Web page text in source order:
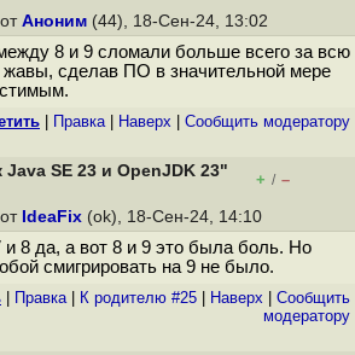
Аноним (44), 18-Сен-24, 13:02
8 и 9 сломали больше всего за всю
жавы, сделав ПО в значительной мере
Правка| Наверх Cообщить модератору
SE 23 и OpenJDK 23" + / –
IdeaFix (ok), 18-Сен-24, 14:10
8 да, а вот 8 и 9 это была боль. Но
смигрировать на 9 не было.
Правка| К родителю #25 Наверх
Cообщить
модератору